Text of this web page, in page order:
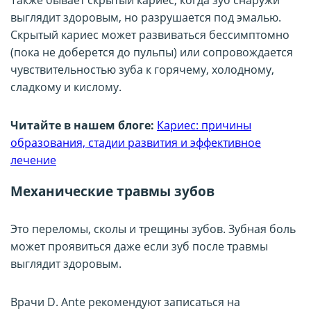
выглядит здоровым, но разрушается под эмалью.
Скрытый кариес может развиваться бессимптомно
(пока не доберется до пульпы) или сопровождается
чувствительностью зуба к горячему, холодному,
сладкому и кислому.
Читайте в нашем блоге: Кариес: причины
образования, стадии развития и эффективное
лечение
Механические травмы зубов
Это переломы, сколы и трещины зубов. Зубная боль
может проявиться даже если зуб после травмы
выглядит здоровым.
Врачи D. Ante рекомендуют записаться на